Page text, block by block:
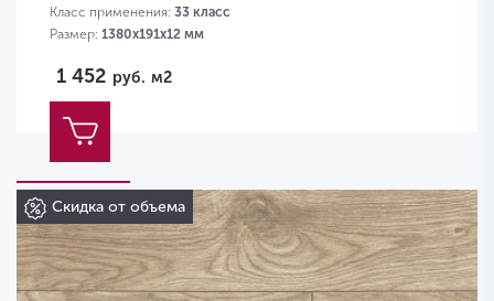
Класс применения: 33 класс
Размер: 1380х191х12 мм
1 452 руб. м2
Скидка от объема